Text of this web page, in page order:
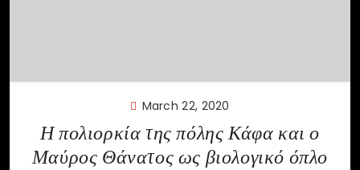
March 22, 2020
Η πολιορκία της πόλης Κάφα και ο
Μαύρος Θάνατος ως βιολογικό όπλο